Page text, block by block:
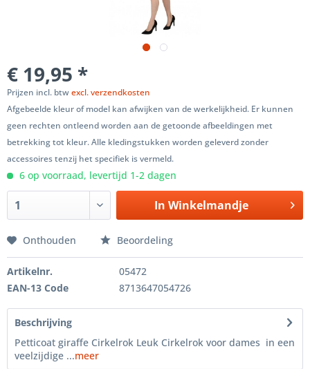
€ 19,95 *
Prijzen incl. btwexcl. verzendkosten
Afgebeelde kleur of model kan afwijken van de werkelijkheid. Er kunnen
geen rechten ontleend worden aan de getoonde afbeeldingen met
betrekking tot kleur. Alle kledingstukken worden geleverd zonder
accessoires tenzij het specifiek is vermeld.
6 op voorraad, levertijd 1-2 dagen
In Winkelmandje
Onthouden Beoordeling
Artikelnr.
05472
EAN-13 Code
8713647054726
Beschrijving
Petticoat giraffe Cirkelrok Leuk Cirkelrok voor dames in een
veelzijdige ...meer